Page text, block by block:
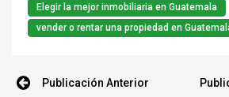
Elegir la mejor inmobiliaria en Guatemala
vender o rentar una propiedad en
Publicación Anterior